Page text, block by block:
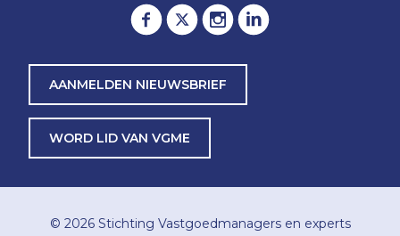
AANMELDEN NIEUWSBRIEF
WORD LID VAN VGME
© 2026 Stichting Vastgoedmanagers en experts